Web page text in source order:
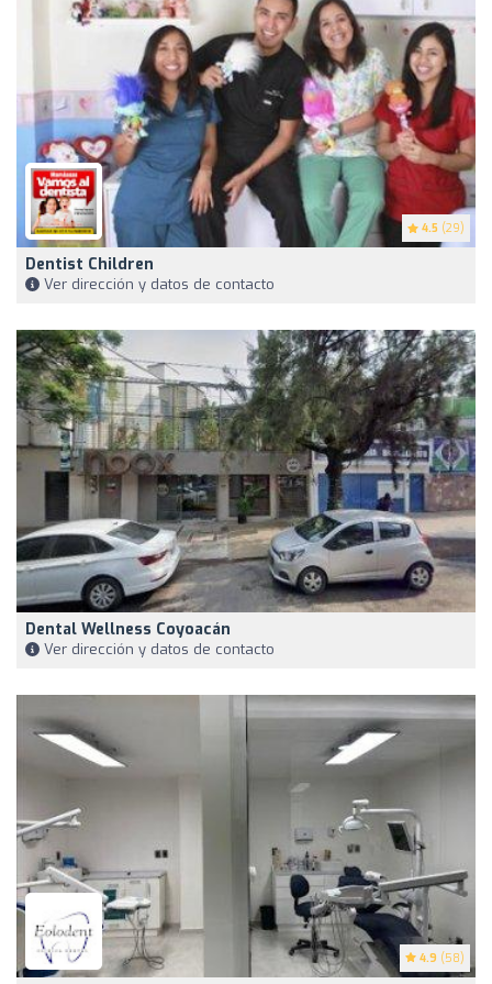
4.5 (29)
Dentist Children
Ver dirección y datos de contacto
Dental Wellness Coyoacán
Ver dirección y datos de contacto
4.9 (58)